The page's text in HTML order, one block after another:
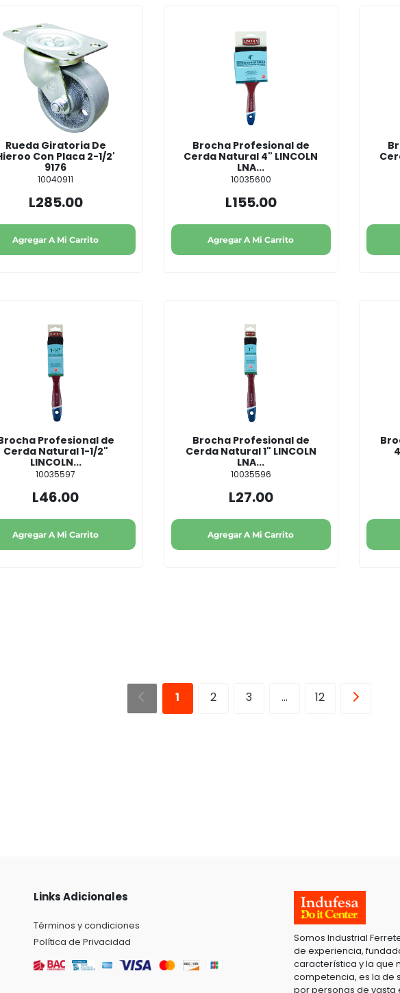
Rueda Giratoria De
Con Placa 2-1/2'
9176
10040911
L285.00
Agregar A Mi Carrito
Brocha Profesional de
Cerda Natural 4" LINCOLN
LNA...
10035600
L155.00
Agregar A Mi Carrito
Profesional de
Cerda Natural 1-1/2"
LINCOLN...
10035597
L46.00
Agregar A Mi Carrito
Brocha Profesional de
Cerda Natural 1" LINCOLN
LNA...
10035596
L27.00
Agregar A Mi Carrito
1 2 3 ... 12
Links Adicionales
Términos y condiciones
Política de Privacidad
Somos Industrial
de experiencia,
característica y la que
competencia, es la de
por personas de vasta